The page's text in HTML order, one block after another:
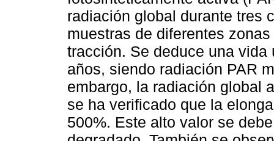
radiación global durante tres
muestras de diferentes
tracción. Se deduce una
años, siendo radiación PAR
embargo, la radiación global
se ha verificado que la
500%. Este alto valor se